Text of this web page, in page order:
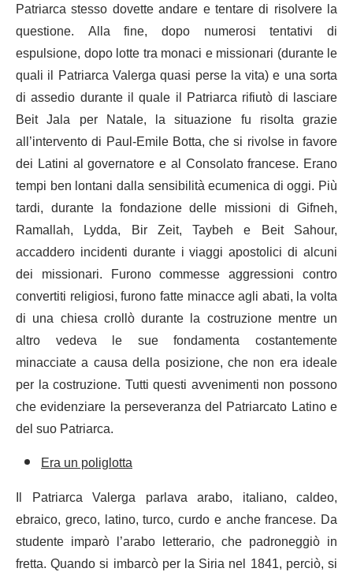
Patriarca stesso dovette andare e tentare di risolvere la
questione. Alla fine, dopo numerosi tentativi di
espulsione, dopo lotte tra monaci e missionari (durante le
quali il Patriarca Valerga quasi perse la vita) e una sorta
di assedio durante il quale il Patriarca rifiutò di lasciare
Beit Jala per Natale, la situazione fu risolta grazie
all’intervento di Paul-Emile Botta, che si rivolse in favore
dei Latini al governatore e al Consolato francese. Erano
tempi ben lontani dalla sensibilità ecumenica di oggi. Più
tardi, durante la fondazione delle missioni di Gifneh,
Ramallah, Lydda, Bir Zeit, Taybeh e Beit Sahour,
accaddero incidenti durante i viaggi apostolici di alcuni
dei missionari. Furono commesse aggressioni contro
convertiti religiosi, furono fatte minacce agli abati, la volta
di una chiesa crollò durante la costruzione mentre un
altro vedeva le sue fondamenta costantemente
minacciate a causa della posizione, che non era ideale
per la costruzione. Tutti questi avvenimenti non possono
che evidenziare la perseveranza del Patriarcato Latino e
del suo Patriarca.
Era un poliglotta
Il Patriarca Valerga parlava arabo, italiano, caldeo,
ebraico, greco, latino, turco, curdo e anche francese. Da
studente imparò l’arabo letterario, che padroneggiò in
fretta. Quando si imbarcò per la Siria nel 1841, perciò, si